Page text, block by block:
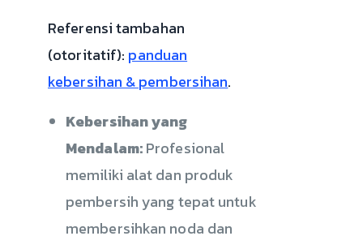
Referensi tambahan
(otoritatif): panduan
kebersihan & pembersihan.
Kebersihan yang
Mendalam:Profesional
memiliki alat dan produk
pembersih yang tepat untuk
membersihkan noda dan